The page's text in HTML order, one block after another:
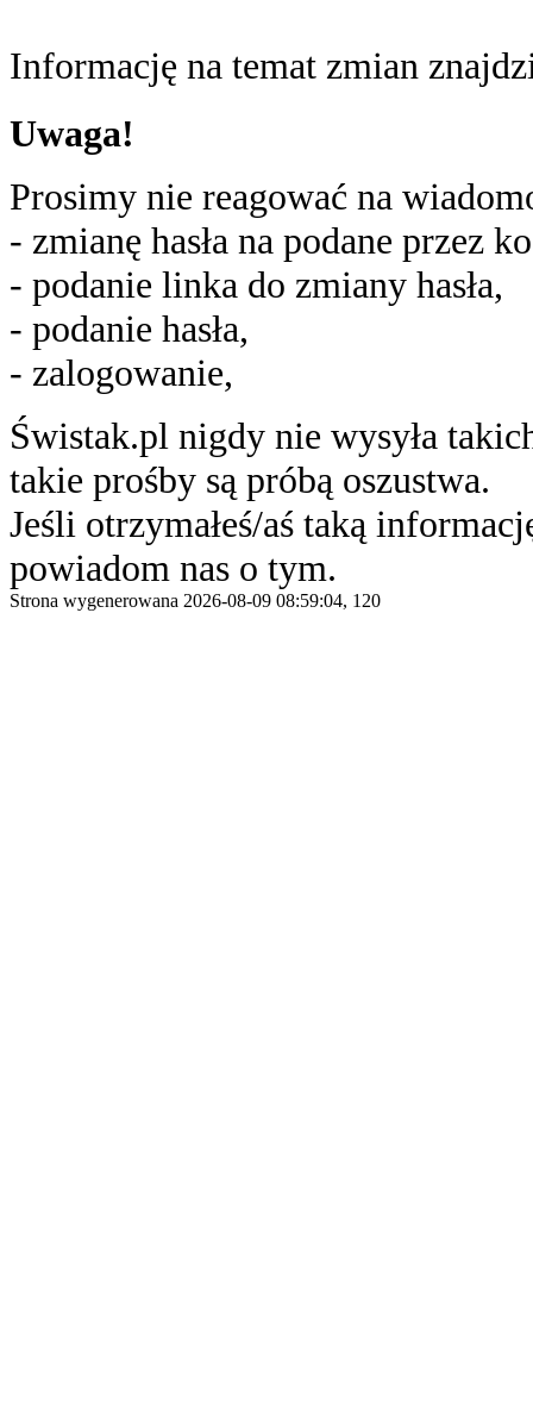
Informację na temat zmian
Uwaga!
Prosimy nie reagować na
- zmianę hasła na podane przez
- podanie linka do zmiany hasła,
- podanie hasła,
- zalogowanie,
Świstak.pl nigdy nie wysyła
takie prośby są próbą oszustwa.
Jeśli otrzymałeś/aś taką
powiadom nas o tym.
Strona wygenerowana 2026-08-09 08:59:04, 120